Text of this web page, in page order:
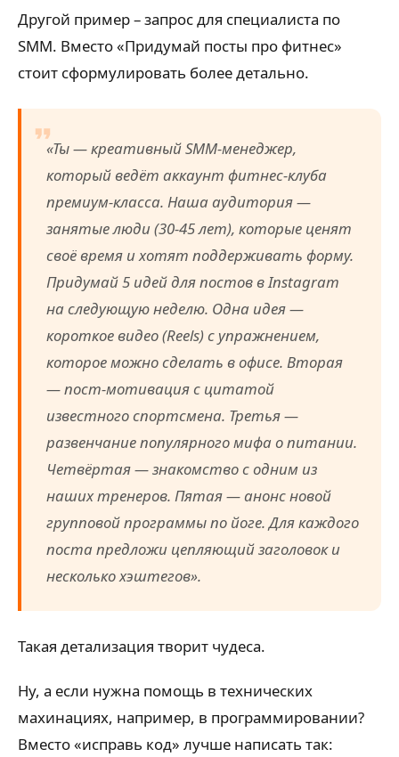
Другой пример – запрос для специалиста по
SMM. Вместо «Придумай посты про фитнес»
стоит сформулировать более детально.
«Ты — креативный SMM-менеджер,
который ведёт аккаунт фитнес-клуба
премиум-класса. Наша аудитория —
занятые люди (30-45 лет), которые ценят
своё время и хотят поддерживать форму.
Придумай 5 идей для постов в Instagram
на следующую неделю. Одна идея —
короткое видео (Reels) с упражнением,
которое можно сделать в офисе. Вторая
— пост-мотивация с цитатой
известного спортсмена. Третья —
развенчание популярного мифа о питании.
Четвёртая — знакомство с одним из
наших тренеров. Пятая — анонс новой
групповой программы по йоге. Для каждого
поста предложи цепляющий заголовок и
несколько хэштегов».
Такая детализация творит чудеса.
Ну, а если нужна помощь в технических
махинациях, например, в программировании?
Вместо «исправь код» лучше написать так: